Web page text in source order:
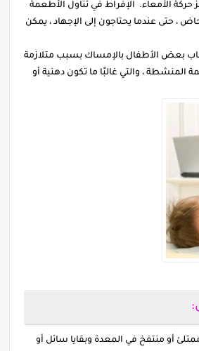
حركة الأمعاء. الإفراط في تناول الأطعمة
، حتى عندما يحتاجون إلى الإجهاد ، يمكن
بعض الأطفال بالإمساك بسبب متلازمة
، والتي غالبًا ما تكون دهنية أو
أو منتفخ في المعدة وبقايا سائل أو